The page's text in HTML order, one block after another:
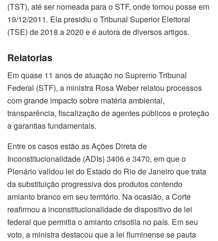
(TST), até ser nomeada para o STF, onde tomou posse em
19/12/2011. Ela presidiu o Tribunal Superior Eleitoral
(TSE) de 2018 a 2020 e é autora de diversos artigos.
Relatorias
Em quase 11 anos de atuação no Supremo Tribunal
Federal (STF), a ministra Rosa Weber relatou processos
com grande impacto sobre matéria ambiental,
transparência, fiscalização de agentes públicos e proteção
a garantias fundamentais.
Entre os casos estão as Ações Direta de
Inconstitucionalidade (ADIs) 3406 e 3470, em que o
Plenário validou lei do Estado do Rio de Janeiro que trata
da substituição progressiva dos produtos contendo
amianto branco em seu território. Na ocasião, a Corte
reafirmou a inconstitucionalidade de dispositivo de lei
federal que permitia o amianto crisotila no país. Em seu
voto, a ministra destacou que a lei fluminense se pauta